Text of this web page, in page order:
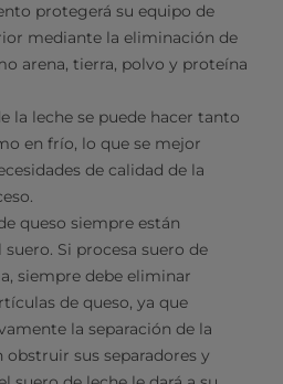
protegerá su equipo de
mediante la eliminación de
arena, tierra, polvo y proteína
la leche se puede hacer tanto
en frío, lo que se mejor
de calidad de la
queso siempre están
suero. Si procesa suero de
siempre debe eliminar
de queso, ya que
la separación de la
obstruir sus separadores y